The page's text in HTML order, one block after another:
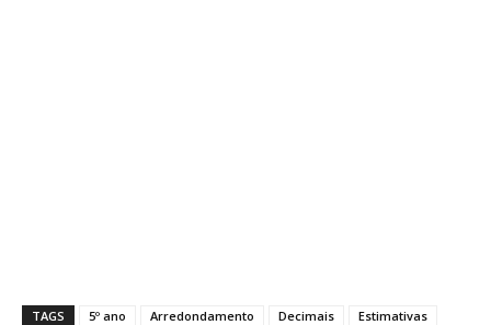
TAGS 5º ano Arredondamento Decimais
Estimativas